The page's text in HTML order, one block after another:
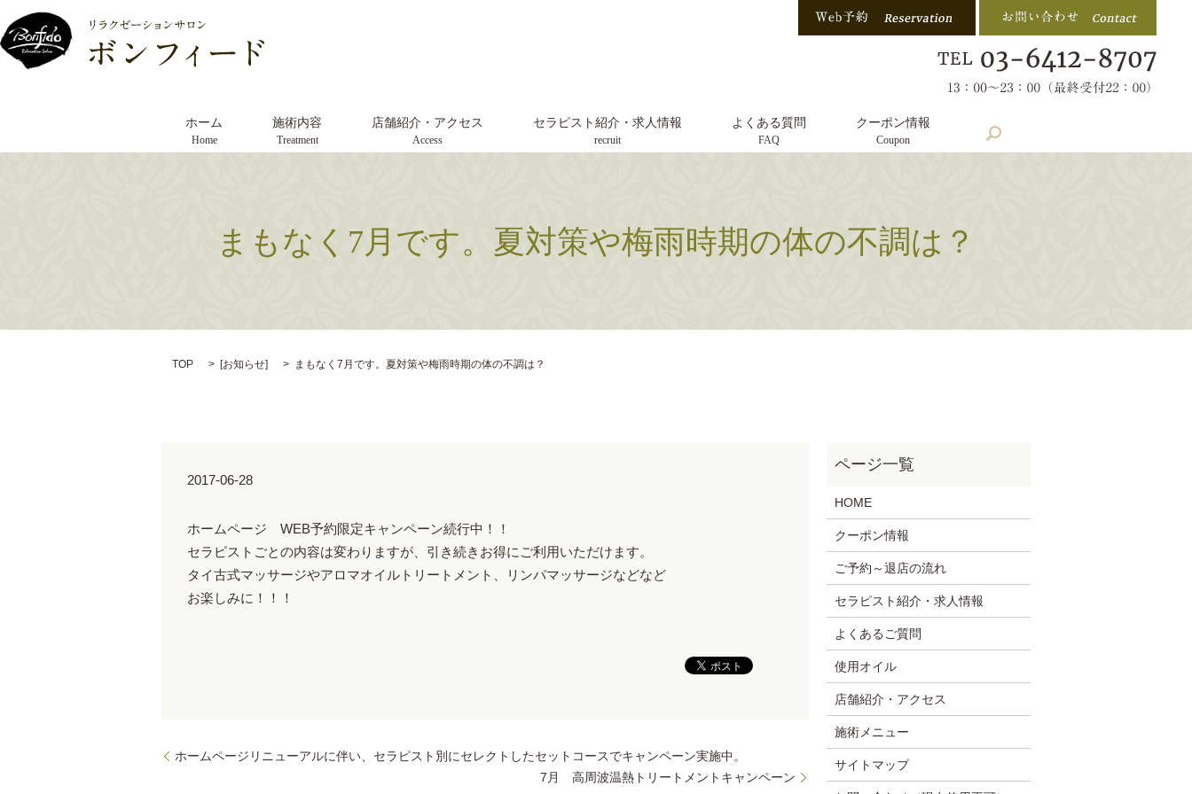
ホーム
Home
施術内容
Treatment
店舗紹介・アクセス
Access
セラピスト紹介・求人情報
recruit
よくある質問
FAQ
クーポン情報
Coupon
まもなく7月です。夏対策や梅雨時期の体の不調は？
TOP [お知らせ] まもなく7月です。夏対策や梅雨時期の体の不調は？
2017-06-28
ホームページ WEB予約限定キャンペーン続行中！！
セラピストごとの内容は変わりますが、引き続きお得にご利用いただけます。
タイ古式マッサージやアロマオイルトリートメント、リンパマッサージなどなど
お楽しみに！！！
ホームページリニューアルに伴い、セラピスト別にセレクトしたセットコースでキャンペーン実施中。
7月 高周波温熱トリートメントキャンペーン
HOME
クーポン情報
ご予約～退店の流れ
セラピスト紹介・求人情報
よくあるご質問
使用オイル
店舗紹介・アクセス
施術メニュー
サイトマップ